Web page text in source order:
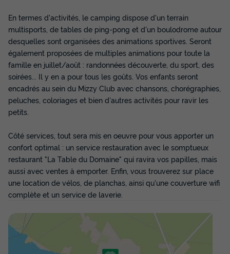
Meilleur prix pour 7 nuits
Modifier les dates
289 €
Voir les disponibilités
MOBILHOME 4 personnes - Cottage Lodge
3 Pièces 4 Personnes Climatisé + TV
Annulation gratuite
Surface
28m² 2
Salle de bain
En termes d'activités, le camping dispose d'un terrain
multisports, de tables de ping-pong et d'un boulodrome autour
desquelles sont organisées des animations sportives. Seront
également proposées de multiples animations pour toute la
famille en juillet/août : randonnées découverte, du sport, des
soirées... Il y en a pour tous les goûts. Vos enfants seront
encadrés au sein du Mizzy Club avec chansons, chorégraphies,
peluches, coloriages et bien d'autres activités pour ravir les
petits.
Côté services, tout sera mis en oeuvre pour vous apporter un
confort optimal : un service restauration avec le somptueux
restaurant "La Table du Domaine" qui ravira vos papilles, mais
aussi avec ventes à emporter. Enfin, vous trouverez sur place
une location de vélos, de planchas, ainsi qu'une couverture wifi
complète et un service de laverie.